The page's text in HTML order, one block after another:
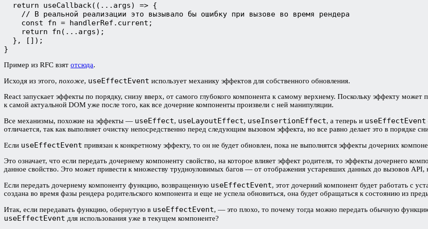
  return useCallback((...args) => {
    // В реальной реализации это вызывало бы ошибку при вызове во время рендера
    const fn = handlerRef.current;
    return fn(...args);
  }, []);
}
Пример из RFC взят отсюда.
Исходя из этого, похоже, useEffectEvent использует механику эффектов для собственного обновления.
React запускает эффекты по порядку, снизу вверх, от самого глубокого компонента к самому верхнему. Поскольку эффекту
к самой актуальной DOM уже после того, как все дочерние компоненты произвели с ней манипуляции.
Все механизмы, похожие на эффекты — useEffect, useLayoutEffect, useInsertionEffect, а теперь и useEffectEvent
отличается, так как выполняет очистку непосредственно перед следующим вызовом эффекта, но все равно делает это в порядке
Если useEffectEvent привязан к конкретному эффекту, то он не будет обновлен, пока не выполнятся эффекты дочерних
Это означает, что если передать дочернему компоненту свойство, на которое влияет эффект родителя, то эффекты дочернего
данное свойство. Это может привести к множеству трудноуловимых багов — от отображения устаревших данных до вызовов API,
Если передать дочернему компоненту функцию, возвращенную useEffectEvent, этот дочерний компонент будет работать с
создана во время фазы рендера родительского компонента и еще не успела обновиться, она будет обращаться к состоянию из
Итак, если передавать функцию, обернутую в useEffectEvent, — это плохо, то почему тогда можно передать обычную
useEffectEvent для использования уже в текущем компоненте?